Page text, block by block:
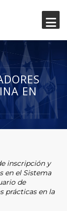
EN
inscripción y
en el Sistema
de
prácticas en la